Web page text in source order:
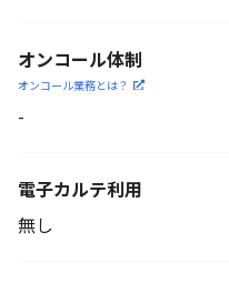
オンコール体制
オンコール業務とは？
-
電子カルテ利用
無し